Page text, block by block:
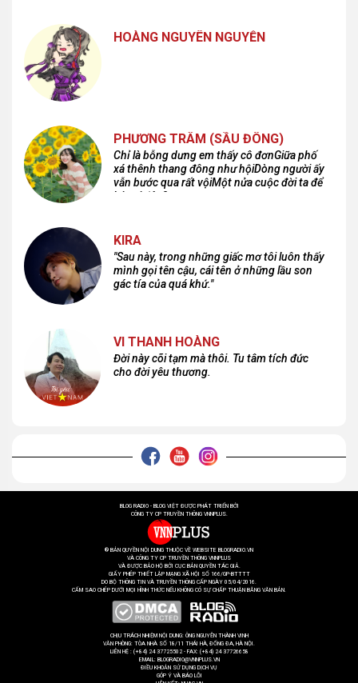
HOÀNG NGUYÊN NGUYỄN
PHƯƠNG TRÂM (SẦU ĐÔNG)
Chỉ là bỗng dưng em thấy cô đơnGiữa phố
xá thênh thang đông như hộiDòng người ấy
vẫn bước qua rất vộiMột nửa cuộc đời ta để
lại nơi đâu?
KIRA
"Sau này, trong những giấc mơ tôi luôn thấy
mình gọi tên cậu, cái tên ở những lầu son
gác tía của quá khứ."
VI THANH HOÀNG
Đời này cõi tạm mà thôi. Tu tâm tích đức
cho đời yêu thương.
BLOG RADIO - BLOG VIỆT ĐƯỢC PHÁT TRIỂN BỞI
CÔNG TY CP TRUYỀN THÔNG VNNPLUS.
® BẢN QUYỀN NỘI DUNG THUỘC VỀ WEBSITE BLOGRADIO.VN
VÀ CÔNG TY CP TRUYỀN THÔNG VNNPLUS
VÀ ĐƯỢC BẢO HỘ BỞI CỤC BẢN QUYỀN TÁC GIẢ.
GIẤY PHÉP THIẾT LẬP MẠNG XÃ HỘI SỐ 166/GP-BTTTT
DO BỘ THÔNG TIN VÀ TRUYỀN THÔNG CẤP NGÀY 05/04/2016.
CẤM SAO CHÉP DƯỚI MỌI HÌNH THỨC NẾU KHÔNG CÓ SỰ CHẤP THUẬN BẰNG VĂN BẢN.
CHỊU TRÁCH NHIỆM NỘI DUNG: ÔNG NGUYỄN THÀNH VINH
VĂN PHÒNG: TÒA NHÀ SỐ 18/11 THÁI HÀ, ĐỐNG ĐA, HÀ NỘI.
LIÊN HỆ : (+84) 24 37725502 - FAX: (+84) 24 37726658
EMAIL: BLOGRADIO@VNNPLUS.VN
ĐIỀU KHOẢN SỬ DỤNG DỊCH VỤ
GÓP Ý VÀ BÁO LỖI